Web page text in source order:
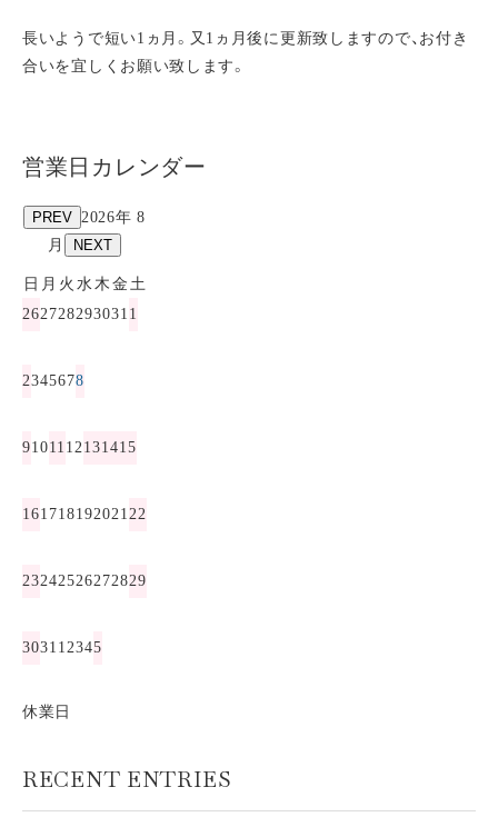
長いようで短い1ヵ月。又1ヵ月後に更新致しますので、お付き
合いを宜しくお願い致します。
営業日カレンダー
PREV 2026年 8
月
NEXT
日 月 火 水木 金 土
262728293031 1
2345678
91011 12131415
16171819202122
23242526272829
3031 12345
休業日
RECENT ENTRIES